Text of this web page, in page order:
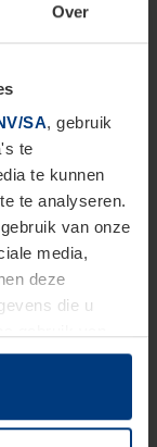
Over
SA, gebruik
te
te kunnen
te analyseren.
van onze
media,
deze
die u
op uw
alle andere